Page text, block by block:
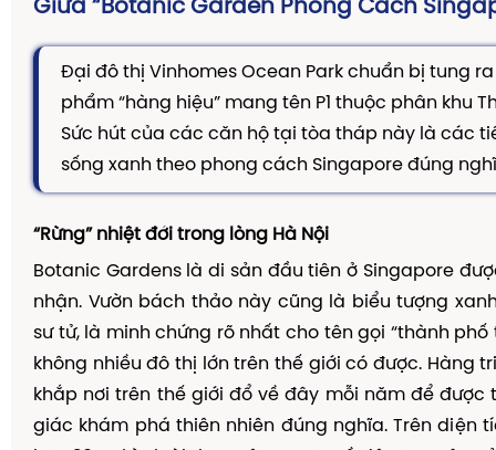
Giữa “Botanic Garden Phong Cách
Đại đô thị Vinhomes Ocean Park chuẩn bị tung
phẩm “hàng hiệu” mang tên P1 thuộc phân khu
Sức hút của các căn hộ tại tòa tháp này là các
sống xanh theo phong cách Singapore đúng
“Rừng” nhiệt đới trong lòng Hà Nội
Botanic Gardens là di sản đầu tiênở Singapore đượ
nhận. Vườn bách thảo này cũng l à biểu tượng
sưtử, là minh chứng rõnhất cho tên gọi “thành phố
không nhiềuđô thị ớn trên thế giới có được. Hàng
khắp nơi trên thếgiớiđổ về đây mỗi nămđể được
giác khám phá thiên nhiên đúng nghĩa. Trên diện tí